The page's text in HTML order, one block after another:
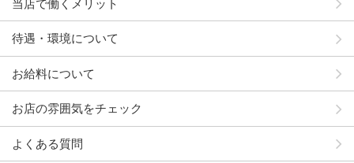
当店で働くメリット
待遇・環境について
お給料について
お店の雰囲気をチェック
よくある質問